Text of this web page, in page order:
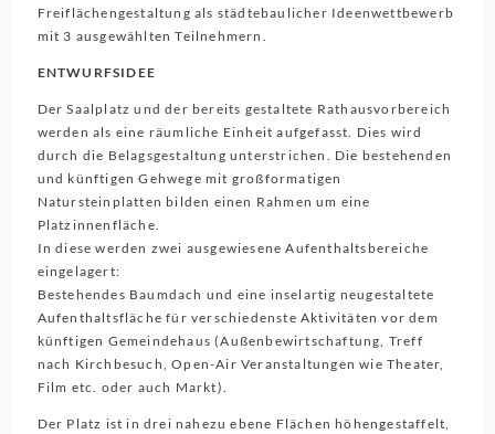
Freiflächengestaltung als städtebaulicher Ideenwettbewerb
mit 3 ausgewählten Teilnehmern.
ENTWURFSIDEE
Der Saalplatz und der bereits gestaltete Rathausvorbereich
werden als eine räumliche Einheit aufgefasst. Dies wird
durch die Belagsgestaltung unterstrichen. Die bestehenden
und künftigen Gehwege mit großformatigen
Natursteinplatten bilden einen Rahmen um eine
Platzinnenfläche.
In diese werden zwei ausgewiesene Aufenthaltsbereiche
eingelagert:
Bestehendes Baumdach und eine inselartig neugestaltete
Aufenthaltsfläche für verschiedenste Aktivitäten vor dem
künftigen Gemeindehaus (Außenbewirtschaftung, Treff
nach Kirchbesuch, Open-Air Veranstaltungen wie Theater,
Film etc. oder auch Markt).
Der Platz ist in drei nahezu ebene Flächen höhengestaffelt,